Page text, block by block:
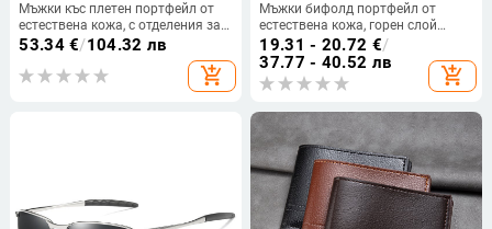
Мъжки къс плетен портфейл от
естествена кожа, с отделения за
карти и монети, ежедневен стил
53.34€/104.32 лв
add_shopping_cart
Мъжки бифолд портфейл от
естествена кожа, горен слой
говежда кожа, едноцветен
дизайн, подплата полиестерно-
памучна, устойчив на износване
19.31 - 20.72 €/
37.77 - 40.52 лв
add_shopping_cart